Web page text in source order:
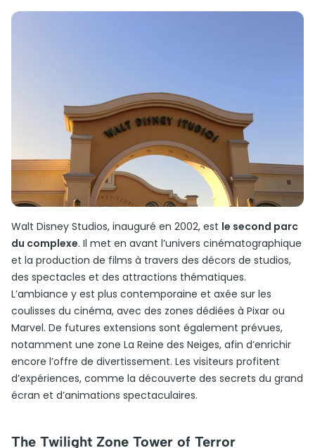
Walt Disney Studios, inauguré en 2002, est le second parc
du complexe. Il met en avant l’univers cinématographique
et la production de films à travers des décors de studios,
des spectacles et des attractions thématiques.
L’ambiance y est plus contemporaine et axée sur les
coulisses du cinéma, avec des zones dédiées à Pixar ou
Marvel. De futures extensions sont également prévues,
notamment une zone La Reine des Neiges, afin d’enrichir
encore l’offre de divertissement. Les visiteurs profitent
d’expériences, comme la découverte des secrets du grand
écran et d’animations spectaculaires.
The Twilight Zone Tower of Terror